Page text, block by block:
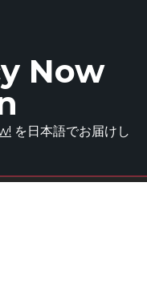
Now
を日本語でお届けし